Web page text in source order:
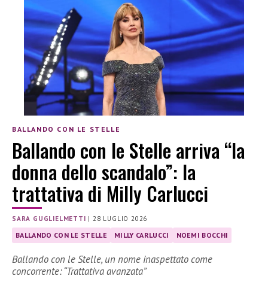
BALLANDO CON LE STELLE
Ballando con le Stelle arriva “la
donna dello scandalo”: la
trattativa di Milly Carlucci
SARA GUGLIELMETTI |28 LUGLIO 2026
BALLANDO CON LE STELLE MILLY CARLUCCI NOEMI BOCCHI
Ballando con le Stelle, un nome inaspettato come
concorrente: “Trattativa avanzata”